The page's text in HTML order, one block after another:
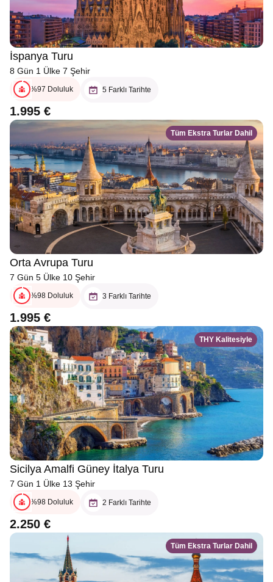
İspanya Turu
8 Gün 1 Ülke 7 Şehir
%97 Doluluk 5 Farklı Tarihte
1.995 €
Tüm Ekstra Turlar Dahil
Orta Avrupa Turu
7 Gün 5 Ülke 10 Şehir
%98 Doluluk 3 Farklı Tarihte
1.995 €
THY Kalitesiyle
Sicilya Amalfi Güney İtalya Turu
7 Gün 1 Ülke 13 Şehir
%98 Doluluk 2 Farklı Tarihte
2.250 €
Tüm Ekstra Turlar Dahil